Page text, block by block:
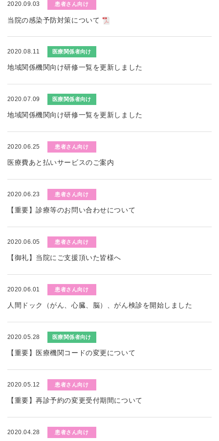
2020.09.03 患者さん向け
当院の感染予防対策について
2020.08.11 医療関係者向け
地域関係機関向け研修一覧を更新しました
2020.07.09 医療関係者向け
地域関係機関向け研修一覧を更新しました
2020.06.25 患者さん向け
医療費あと払いサービスのご案内
2020.06.23 患者さん向け
【重要】診療等のお問い合わせについて
2020.06.05 患者さん向け
【御礼】当院にご支援頂いた皆様へ
2020.06.01 患者さん向け
人間ドック（がん、心臓、脳）、がん検診を開始しました
2020.05.28 医療関係者向け
【重要】医療機関コードの変更について
2020.05.12 患者さん向け
【重要】再診予約の変更受付期間について
2020.04.28 患者さん向け